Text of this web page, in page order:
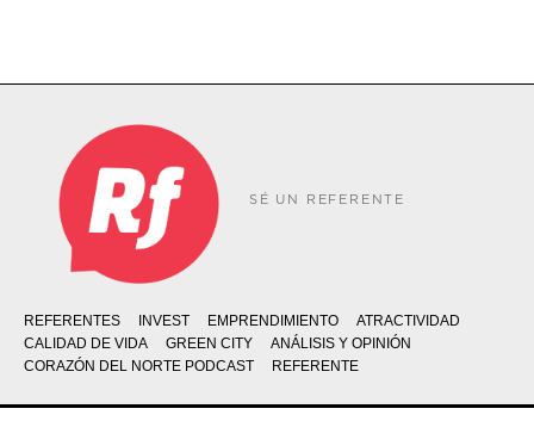
SÉ UN REFERENTE
REFERENTES INVEST EMPRENDIMIENTO
ATRACTIVIDAD
CALIDAD DE VIDA
GREEN CITY
ANÁLISIS Y OPINIÓN
CORAZÓN DEL NORTE PODCAST
REFERENTE